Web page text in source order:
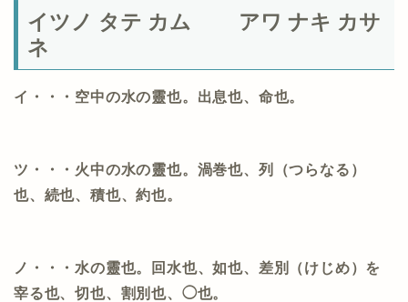
イツノ タテ カム アワ ナキ カサ
ネ
イ・・・空中の水の靈也。出息也、命也。
ツ・・・火中の水の靈也。渦巻也、列（つらなる）
也、続也、積也、約也。
ノ・・・水の靈也。回水也、如也、差別（けじめ）を
宰る也、切也、割別也、◯也。